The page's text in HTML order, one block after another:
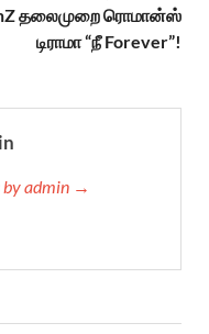
தலைமுறை ரொமான்ஸ்
டிராமா “நீ Forever”!
by admin →